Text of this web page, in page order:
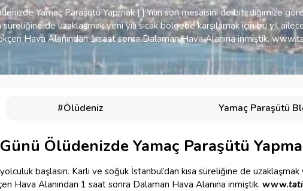
Yamaç Paraşütü Yapmak | | Yılın son mesaisini de bitirdiğimize
süreliğine de uzaklaşmak yeni yılı sıcak bölgede karşılamak için bu yıl
Hava Alanından 1 saat sonra Dalaman Hava Alanına inmiştik.
#Ölüdeniz Yamaç Paraşütü
Günü Ölüdenizde Yamaç Paraşütü
başlasın. Karlı ve soğuk İstanbul’dan kısa süreliğine de
Hava Alanından 1 saat sonra Dalaman Hava Alanına inmiştik. www.